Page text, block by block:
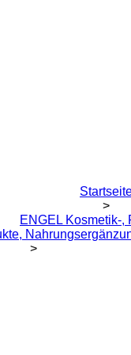
>
ENGEL Kosmetik-,
>